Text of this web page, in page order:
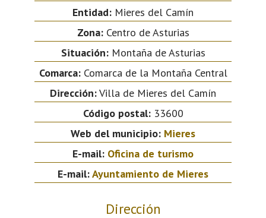
Entidad: Mieres del Camín
Zona:Centro de Asturias
Situación:Montaña de Asturias
Comarca:Comarca de la Montaña Central
Dirección:Villa de Mieres del Camín
Código postal:33600
Web del municipio: Mieres
E-mail: Oficina de turismo
E-mail:Ayuntamiento de Mieres
Dirección